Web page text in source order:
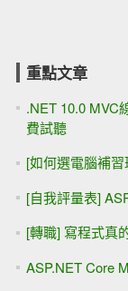
重點文章
.NET 10.0 MVC
費試聽
[如何選電腦補習
[自我評量表]
[轉職] 寫程式真
ASP.NET Core